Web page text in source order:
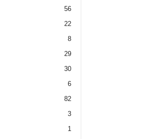
56
22
8
29
30
6
82
3
1